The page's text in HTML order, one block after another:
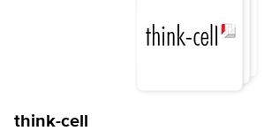
think-cell